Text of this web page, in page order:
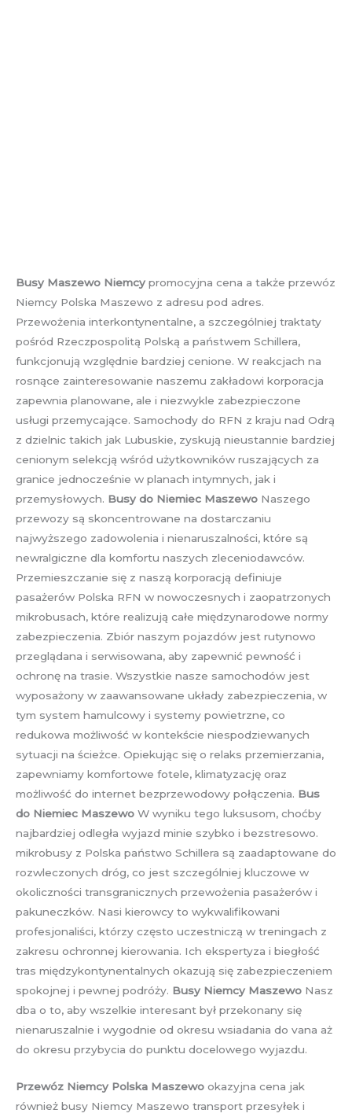
Busy Maszewo Niemcy promocyjna cena a także przewóz
Niemcy Polska Maszewo z adresu pod adres.
Przewożenia interkontynentalne, a szczególniej traktaty
pośród Rzeczpospolitą Polską a państwem Schillera,
funkcjonują względnie bardziej cenione. W reakcjach na
rosnące zainteresowanie naszemu zakładowi korporacja
zapewnia planowane, ale i niezwykle zabezpieczone
usługi przemycające. Samochody do RFN z kraju nad Odrą
z dzielnic takich jak Lubuskie, zyskują nieustannie bardziej
cenionym selekcją wśród użytkowników ruszających za
granice jednocześnie w planach intymnych, jak i
przemysłowych. Busy do Niemiec Maszewo Naszego
przewozy są skoncentrowane na dostarczaniu
najwyższego zadowolenia i nienaruszalności, które są
newralgiczne dla komfortu naszych zleceniodawców.
Przemieszczanie się z naszą korporacją definiuje
pasażerów Polska RFN w nowoczesnych i zaopatrzonych
mikrobusach, które realizują całe międzynarodowe normy
zabezpieczenia. Zbiór naszym pojazdów jest rutynowo
przeglądana i serwisowana, aby zapewnić pewność i
ochronę na trasie. Wszystkie nasze samochodów jest
wyposażony w zaawansowane układy zabezpieczenia, w
tym system hamulcowy i systemy powietrzne, co
redukowa możliwość w kontekście niespodziewanych
sytuacji na ścieżce. Opiekując się o relaks przemierzania,
zapewniamy komfortowe fotele, klimatyzację oraz
możliwość do internet bezprzewodowy połączenia. Bus
do Niemiec Maszewo W wyniku tego luksusom, choćby
najbardziej odległa wyjazd minie szybko i bezstresowo.
mikrobusy z Polska państwo Schillera są zaadaptowane do
rozwleczonych dróg, co jest szczególniej kluczowe w
okoliczności transgranicznych przewożenia pasażerów i
pakuneczków. Nasi kierowcy to wykwalifikowani
profesjonaliści, którzy często uczestniczą w treningach z
zakresu ochronnej kierowania. Ich ekspertyza i biegłość
tras międzykontynentalnych okazują się zabezpieczeniem
spokojnej i pewnej podróży. Busy Niemcy Maszewo Nasz
dba o to, aby wszelkie interesant był przekonany się
nienaruszalnie i wygodnie od okresu wsiadania do vana aż
do okresu przybycia do punktu docelowego wyjazdu.
Przewóz Niemcy Polska Maszewo okazyjna cena jak
również busy Niemcy Maszewo transport przesyłek i